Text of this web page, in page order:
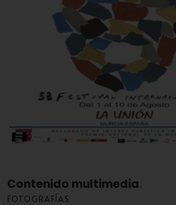
Contenido multimedia
FOTOGRAFÍAS